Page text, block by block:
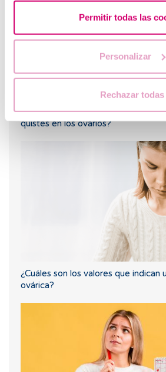
Permitir todas las
Personalizar
Rechazar todas
¿Puedo quedar embarazada si he
quistes en los ovarios?
¿Cuáles son los valores que indican
ovárica?